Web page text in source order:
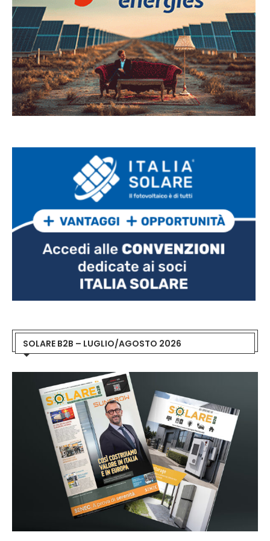
SOLARE B2B – LUGLIO/AGOSTO 2026